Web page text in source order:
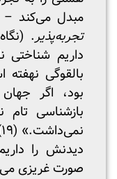
مبدل می‌کند –
تجربه‌پذیر
داریم شناختی
بالقوگی
بود، اگر
بازشناسی تام
دیدنش را
صورت غریزی